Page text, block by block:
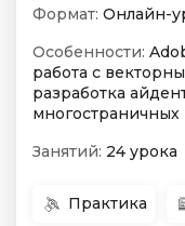
Формат: Онлайн-
Особенности:
работа с
разработка
многостраничных
Занятий: 24 урока
Практика